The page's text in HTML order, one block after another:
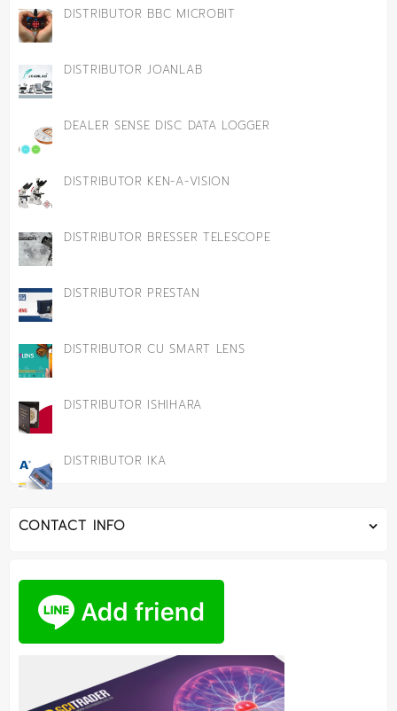
DISTRIBUTOR BBC MICROBIT
DISTRIBUTOR JOANLAB
DEALER SENSE DISC DATA LOGGER
DISTRIBUTOR KEN-A-VISION
DISTRIBUTOR BRESSER TELESCOPE
DISTRIBUTOR PRESTAN
DISTRIBUTOR CU SMART LENS
DISTRIBUTOR ISHIHARA
DISTRIBUTOR IKA
CONTACT INFO